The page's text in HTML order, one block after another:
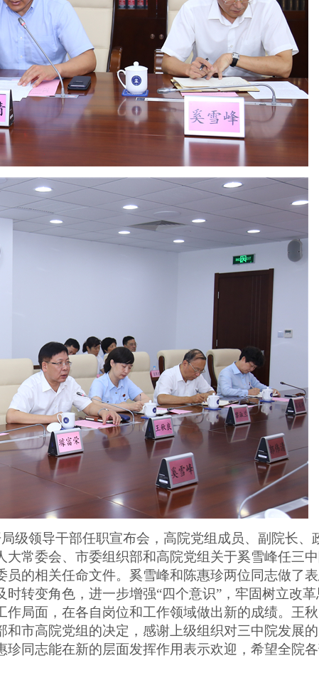
级领导干部任职宣布会，高院党组成员、副院长、
常委会、市委组织部和高院党组关于奚雪峰任三
的相关任命文件。奚雪峰和陈惠珍两位同志做了
转变角色，进一步增强“四个意识”，牢固树立改革
局面，在各自岗位和工作领域做出新的成绩。王
市高院党组的决定，感谢上级组织对三中院发展
同志能在新的层面发挥作用表示欢迎，希望全院